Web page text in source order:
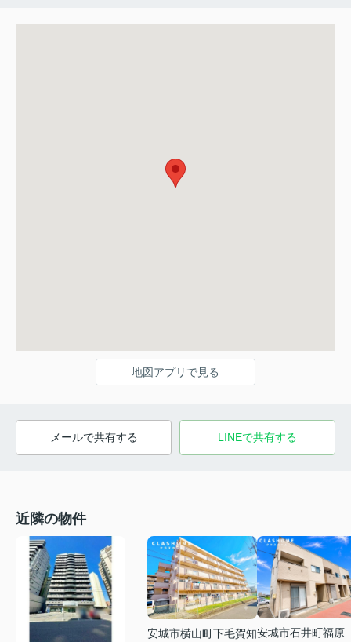
地図アプリで見る
メールで共有する LINEで共有する
近隣の物件
安城市横山町下毛賀知安城市石井町福原